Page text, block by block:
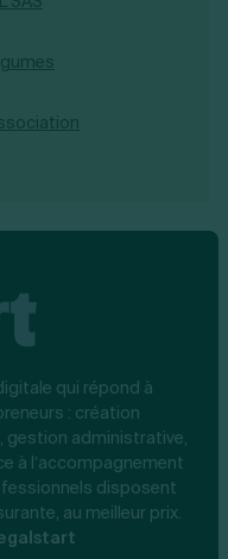
qui répond à
: création
gestion administrative,
à l’accompagnement
disposent
au meilleur prix.